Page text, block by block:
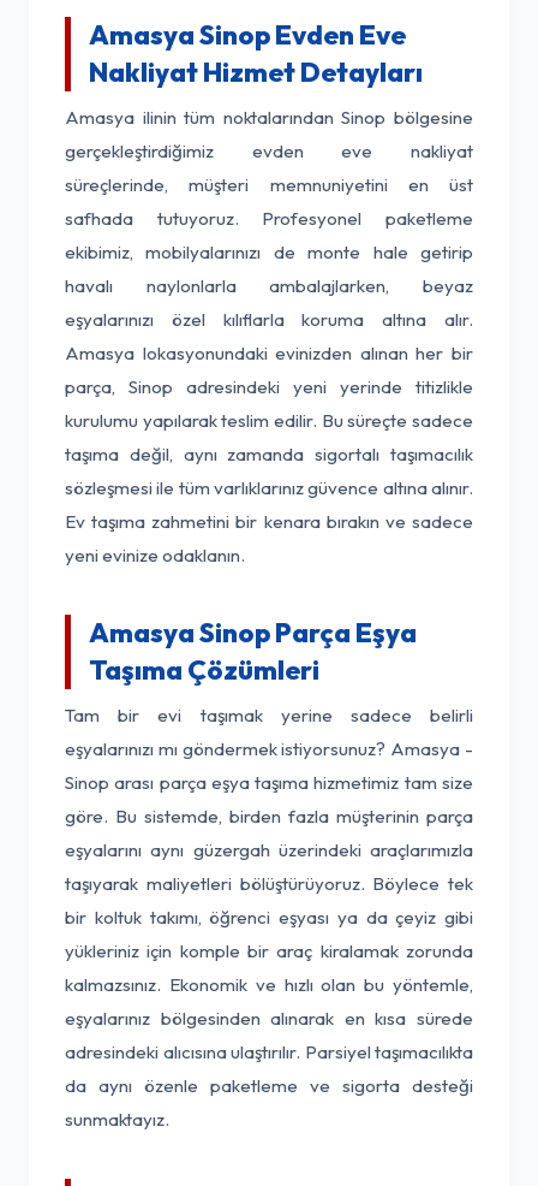
Amasya Sinop Evden Eve
Nakliyat Hizmet Detayları
Amasya ilinin tüm noktalarından Sinop bölgesine
gerçekleştirdiğimiz evden eve nakliyat
süreçlerinde, müşteri memnuniyetini en üst
safhada tutuyoruz. Profesyonel paketleme
ekibimiz, mobilyalarınızı de monte hale getirip
havalı naylonlarla ambalajlarken, beyaz
eşyalarınızı özel kılıflarla koruma altına alır.
Amasya lokasyonundaki evinizden alınan her bir
parça, Sinop adresindeki yeni yerinde titizlikle
kurulumu yapılarak teslim edilir. Bu süreçte sadece
taşıma değil, aynı zamanda sigortalı taşımacılık
sözleşmesi ile tüm varlıklarınız güvence altına alınır.
Ev taşıma zahmetini bir kenara bırakın ve sadece
yeni evinize odaklanın.
Amasya Sinop Parça Eşya
Taşıma Çözümleri
Tam bir evi taşımak yerine sadece belirli
eşyalarınızı mı göndermek istiyorsunuz? Amasya -
Sinop arası parça eşya taşıma hizmetimiz tam size
göre. Bu sistemde, birden fazla müşterinin parça
eşyalarını aynı güzergah üzerindeki araçlarımızla
taşıyarak maliyetleri bölüştürüyoruz. Böylece tek
bir koltuk takımı, öğrenci eşyası ya da çeyiz gibi
yükleriniz için komple bir araç kiralamak zorunda
kalmazsınız. Ekonomik ve hızlı olan bu yöntemle,
eşyalarınız bölgesinden alınarak en kısa sürede
adresindeki alıcısına ulaştırılır. Parsiyel taşımacılıkta
da aynı özenle paketleme ve sigorta desteği
sunmaktayız.